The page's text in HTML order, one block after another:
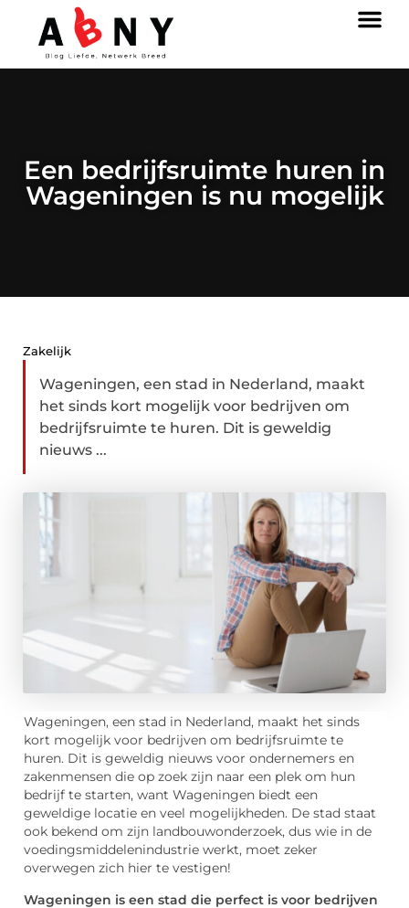
Een bedrijfsruimte huren in
Wageningen is nu mogelijk
Zakelijk
Wageningen, een stad in Nederland, maakt
het sinds kort mogelijk voor bedrijven om
bedrijfsruimte te huren. Dit is geweldig
nieuws ...
Wageningen, een stad in Nederland, maakt het sinds
kort mogelijk voor bedrijven om bedrijfsruimte te
huren. Dit is geweldig nieuws voor ondernemers en
zakenmensen die op zoek zijn naar een plek om hun
bedrijf te starten, want Wageningen biedt een
geweldige locatie en veel mogelijkheden. De stad staat
ook bekend om zijn landbouwonderzoek, dus wie in de
voedingsmiddelenindustrie werkt, moet zeker
overwegen zich hier te vestigen!
Wageningen is een stad die perfect is voor bedrijven